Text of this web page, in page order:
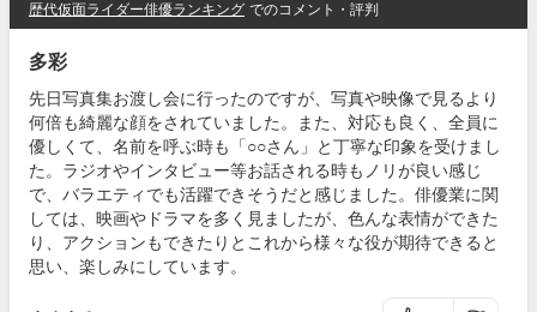
歴代仮面ライダー俳優ランキング でのコメント・評判
多彩
先日写真集お渡し会に行ったのですが、写真や映像で見るより
何倍も綺麗な顔をされていました。また、対応も良く、全員に
優しくて、名前を呼ぶ時も「○○さん」と丁寧な印象を受けまし
た。ラジオやインタビュー等お話される時もノリが良い感じ
で、バラエティでも活躍できそうだと感じました。俳優業に関
しては、映画やドラマを多く見ましたが、色んな表情ができた
り、アクションもできたりとこれから様々な役が期待できると
思い、楽しみにしています。